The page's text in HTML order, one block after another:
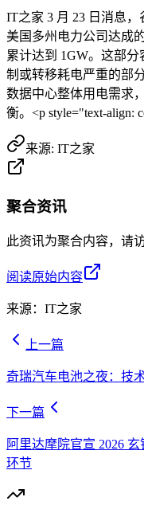
IT之家 3 月 23 日消息
美国多州电力公司达成
累计达到 1GW。这部
制或转移耗电严重的部
数据中心整体用电需求
衡。<p style="text-align:
来源: IT之家
聚合资讯
此资讯为聚合内容，请
阅读原始内容
来源： IT之家
上一篇
奇瑞汽车电池之夜：技
下一篇
阿里达摩院官宣 2026
环节